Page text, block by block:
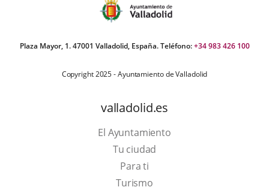
Plaza Mayor, 1. 47001 Valladolid, España. Teléfono:+34 983 426 100
Copyright 2025 - Ayuntamiento de Valladolid
valladolid.es
El Ayuntamiento
Tu ciudad
Para ti
TurismoThis